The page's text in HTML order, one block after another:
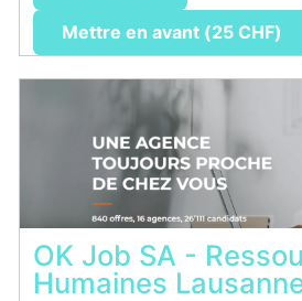
Mettre en avant (25 CHF)
OK Job SA -
Humaines